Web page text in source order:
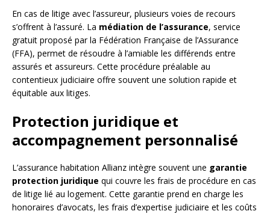
En cas de litige avec l’assureur, plusieurs voies de recours
s’offrent à l’assuré. La médiation de l’assurance, service
gratuit proposé par la Fédération Française de l’Assurance
(FFA), permet de résoudre à l’amiable les différends entre
assurés et assureurs. Cette procédure préalable au
contentieux judiciaire offre souvent une solution rapide et
équitable aux litiges.
Protection juridique et
accompagnement personnalisé
L’assurance habitation Allianz intègre souvent une garantie
protection juridique qui couvre les frais de procédure en cas
de litige lié au logement. Cette garantie prend en charge les
honoraires d’avocats, les frais d’expertise judiciaire et les coûts